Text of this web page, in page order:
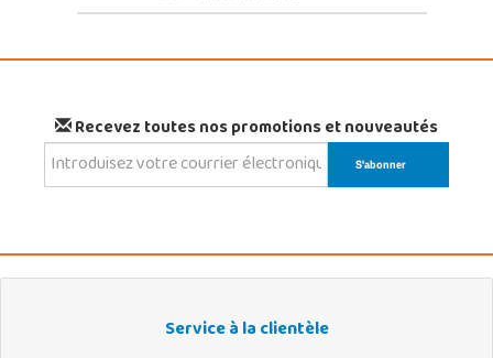
Recevez toutes nos promotions et nouveautés
Service à la clientèle